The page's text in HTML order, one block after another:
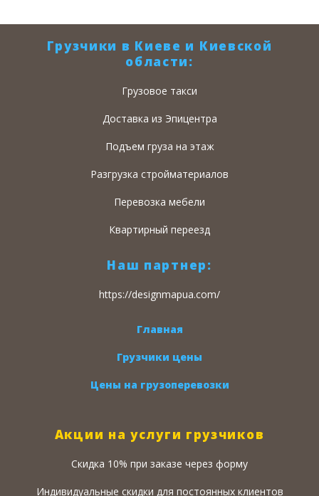
Грузчики в Киеве и Киевской
области:
Грузовое такси
Доставка из Эпицентра
Подъем груза на этаж
Разгрузка стройматериалов
Перевозка мебели
Квартирный переезд
Наш партнер:
https://designmapua.com/
Главная
Грузчики цены
Цены на грузоперевозки
Акции на услуги грузчиков
Скидка 10% при заказе через форму
Индивидуальные скидки для постоянных клиентов